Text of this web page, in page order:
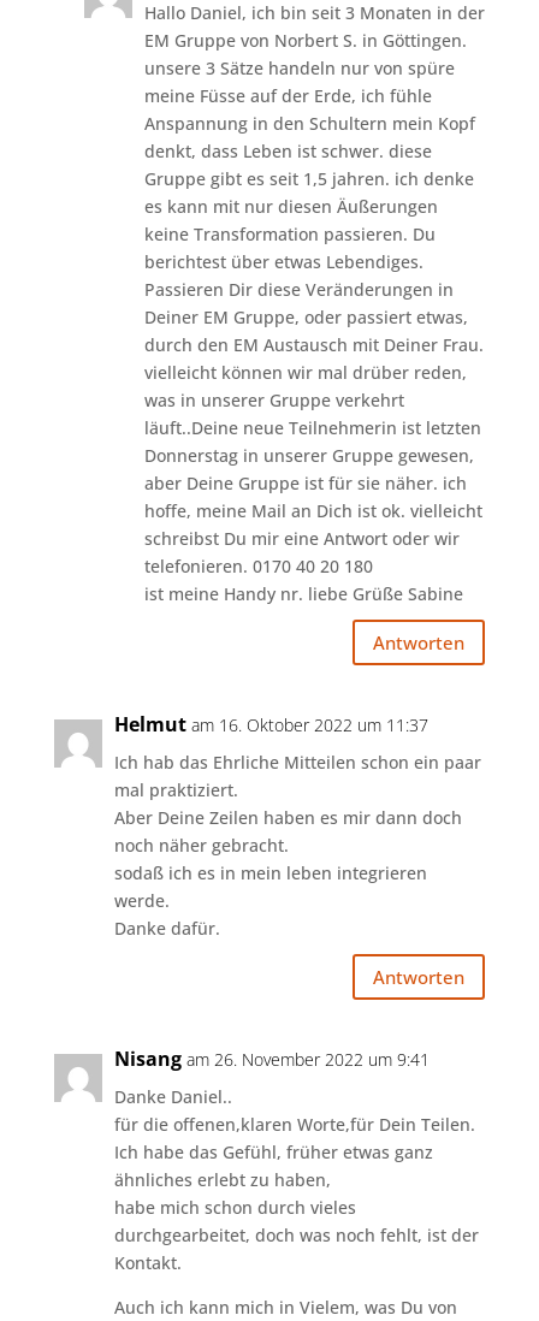
Hallo Daniel, ich bin seit 3 Monaten in der
EM Gruppe von Norbert S. in Göttingen.
unsere 3 Sätze handeln nur von spüre
meine Füsse auf der Erde, ich fühle
Anspannung in den Schultern mein Kopf
denkt, dass Leben ist schwer. diese
Gruppe gibt es seit 1,5 jahren. ich denke
es kann mit nur diesen Äußerungen
keine Transformation passieren. Du
berichtest über etwas Lebendiges.
Passieren Dir diese Veränderungen in
Deiner EM Gruppe, oder passiert etwas,
durch den EM Austausch mit Deiner Frau.
vielleicht können wir mal drüber reden,
was in unserer Gruppe verkehrt
läuft..Deine neue Teilnehmerin ist letzten
Donnerstag in unserer Gruppe gewesen,
aber Deine Gruppe ist für sie näher. ich
hoffe, meine Mail an Dich ist ok. vielleicht
schreibst Du mir eine Antwort oder wir
telefonieren. 0170 40 20 180
ist meine Handy nr. liebe Grüße Sabine
Antworten
Helmut am 16. Oktober 2022 um 11:37
Ich hab das Ehrliche Mitteilen schon ein paar
mal praktiziert.
Aber Deine Zeilen haben es mir dann doch
noch näher gebracht.
sodaß ich es in mein leben integrieren
werde.
Danke dafür.
Antworten
Nisang am 26. November 2022 um 9:41
Danke Daniel..
für die offenen,klaren Worte,für Dein Teilen.
Ich habe das Gefühl, früher etwas ganz
ähnliches erlebt zu haben,
habe mich schon durch vieles
durchgearbeitet, doch was noch fehlt, ist der
Kontakt.
Auch ich kann mich in Vielem, was Du von